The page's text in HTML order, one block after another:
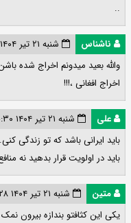
..
ناشناس
شنبه ۲۱ تیر ۱۴۰۴ ۱۹:۵۸:۳۲
والله بعید میدونم اخراج شده
اخراج افغانی ،!!!
علی
شنبه ۲۱ تیر ۱۴۰۴ ۲۰:۱۰:۳۰
باید ایرانی باشد که تو زندگی
باید در اولویت قرار بدهید نه
متین
شنبه ۲۱ تیر ۱۴۰۴ ۲۰:۱۴:۲۸
یکی این کثافتو بندازه بیرون